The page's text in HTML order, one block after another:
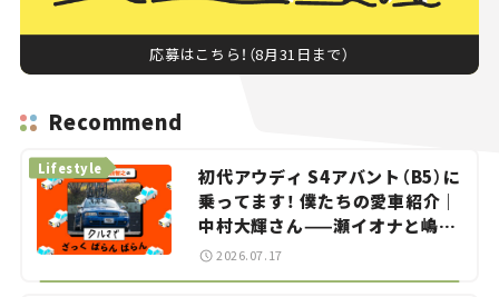
応募はこちら！（8月31日まで）
Recommend
初代アウディ S4アバント（B5）に
乗ってます！ 僕たちの愛車紹介｜
中村大輝さん——瀬イオナと嶋田
智之の「クルマでざっくばらんば
Lifestyle
2026.07.17